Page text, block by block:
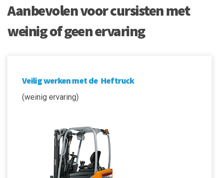
Aanbevolen voor cursisten met
weinig of geen ervaring
Veilig werken met de Heftruck
(weinig ervaring)